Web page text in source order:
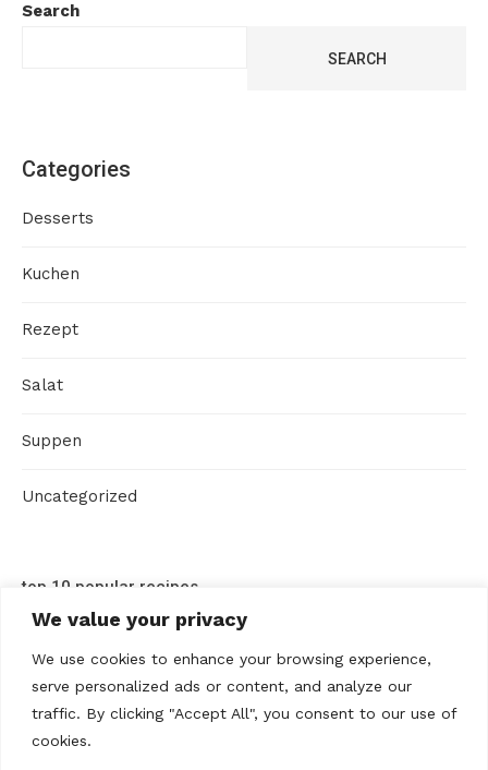
We value your privacy
We use cookies to enhance your browsing experience,
serve personalized ads or content, and analyze our
traffic. By clicking "Accept All", you consent to our use of
cookies.
Search
SEARCH
Categories
Desserts
Kuchen
Rezept
Salat
Suppen
Uncategorized
top 10 popular recipes